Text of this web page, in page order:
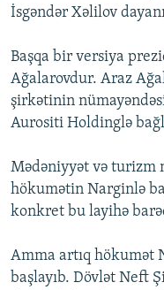
İsgəndər Xəlilov
Başqa bir versiya
Ağalarovdur. Araz
şirkətinin
Aurositi Holdinglə
Mədəniyyət və turizm
hökumətin Narginlə
konkret bu layihə
Amma artıq hökumət
başlayıb. Dövlət Neft